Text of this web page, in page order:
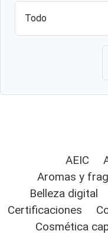
AEIC
Aromas y
Belleza digital
Certificaciones
Cosmética